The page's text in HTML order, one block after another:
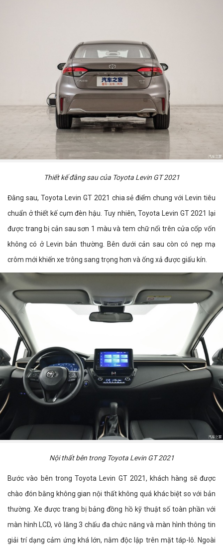
Thiết kế đằng sau của Toyota Levin GT 2021
Đằng sau, Toyota Levin GT 2021 chia sẻ điểm chung với Levin tiêu
chuẩn ở thiết kế cụm đèn hậu. Tuy nhiên, Toyota Levin GT 2021 lại
được trang bị cản sau sơn 1 màu và tem chữ nổi trên cửa cốp vốn
không có ở Levin bản thường. Bên dưới cản sau còn có nẹp mạ
crôm mới khiến xe trông sang trọng hơn và ống xả được giấu kín.
Nội thất bên trong Toyota Levin GT 2021
Bước vào bên trong Toyota Levin GT 2021, khách hàng sẽ được
chào đón bằng không gian nội thất không quá khác biệt so với bản
thường. Xe được trang bị bảng đồng hồ kỹ thuật số toàn phần với
màn hình LCD, vô lăng 3 chấu đa chức năng và màn hình thông tin
giải trí dạng cảm ứng khá lớn, nằm độc lập trên mặt táp-lô. Ngoài